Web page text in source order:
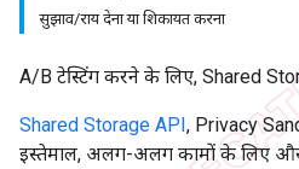
सुझाव/राय देना या शिकायत करना
A/B टेस्टिंग करने के लिए, Shared
Shared Storage API, Privacy
इस्तेमाल, अलग-अलग कामों के लिए और